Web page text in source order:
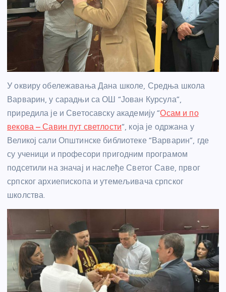
У оквиру обележавања Дана школе, Средња школа
Варварин, у сарадњи са ОШ “Јован Курсула”,
приредила је и Светосавску академију “Осам и по
векова – Савин пут светлости“, која је одржана у
Великој сали Општинске библиотеке “Варварин”, где
су ученици и професори пригодним програмом
подсетили на значај и наслеђе Светог Саве, првог
српског архиепископа и утемељивача српског
школства.